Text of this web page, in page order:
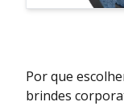
Por que
brindes